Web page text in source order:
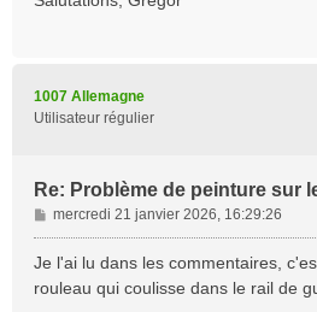
1007 Allemagne
Utilisateur régulier
Re: Problème de peinture sur
M
e
s
mercredi 21 janvier 2026, 16:29:26
Je l'ai lu dans les commentaires,
rouleau qui coulisse dans le rail de